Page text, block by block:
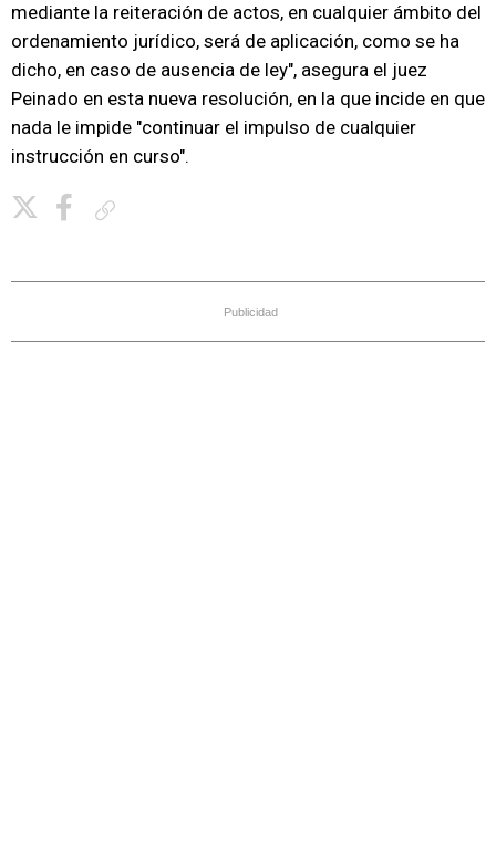
mediante la reiteración de actos, en cualquier ámbito del
ordenamiento jurídico, será de aplicación, como se ha
dicho, en caso de ausencia de ley", asegura el juez
Peinado en esta nueva resolución, en la que incide en que
nada le impide "continuar el impulso de cualquier
instrucción en curso".
Publicidad